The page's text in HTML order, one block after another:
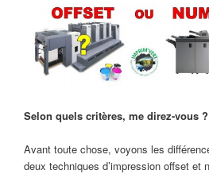
Selon quels critères, me direz-vous ?
Avant toute chose, voyons les
deux techniques d’impression offset et